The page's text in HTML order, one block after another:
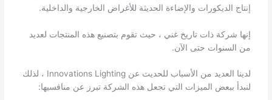
إنتاج الديكورات والإضاءة الحديثة للأغراض الخارجية والداخلية.
إنها شركة ذات تاريخ غني ، حيث تقوم بتصنيع هذه المنتجات لعديد
من السنوات حتى الآن.
لدينا العديد من الأسباب للحديث عن Innovations Lighting ، لذلك
لنبدأ ببعض الميزات التي تجعل هذه الشركة تبرز عن منافسيها: